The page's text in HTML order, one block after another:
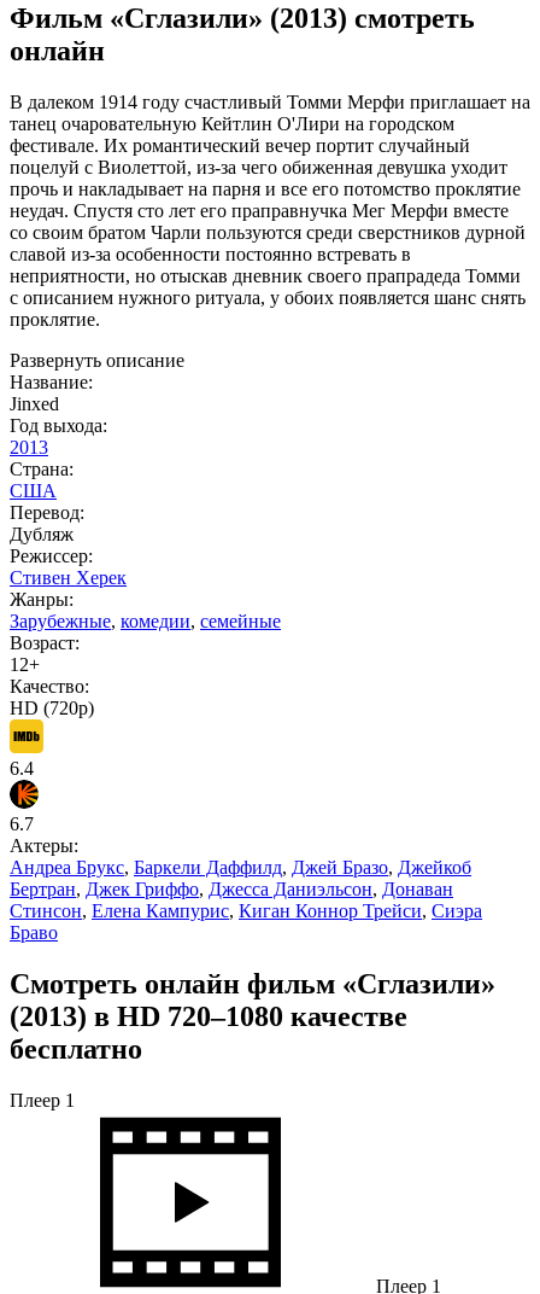
Фильм «Сглазили» (2013) смотреть
онлайн
В далеком 1914 году счастливый Томми Мерфи приглашает на
танец очаровательную Кейтлин О'Лири на городском
фестивале. Их романтический вечер портит случайный
поцелуй с Виолеттой, из-за чего обиженная девушка уходит
прочь и накладывает на парня и все его потомство проклятие
неудач. Спустя сто лет его праправнучка Мег Мерфи вместе
со своим братом Чарли пользуются среди сверстников дурной
славой из-за особенности постоянно встревать в
неприятности, но отыскав дневник своего прапрадеда Томми
с описанием нужного ритуала, у обоих появляется шанс снять
проклятие.
Развернуть описание
Название:
Jinxed
Год выхода:
2013
Страна:
США
Перевод:
Дубляж
Режиссер:
Стивен Херек
Жанры:
Зарубежные, комедии, семейные
Возраст:
12+
Качество:
HD (720p)
6.4
6.7
Актеры:
Андреа Брукс, Баркели Даффилд, Джей Бразо, Джейкоб
Бертран, Джек Гриффо, Джесса Даниэльсон, Донаван
Стинсон, Елена Кампурис, Киган Коннор Трейси, Сиэра
Браво
Смотреть онлайн фильм «Сглазили»
(2013) в HD 720–1080 качестве
бесплатно
Плеер 1
Плеер 1